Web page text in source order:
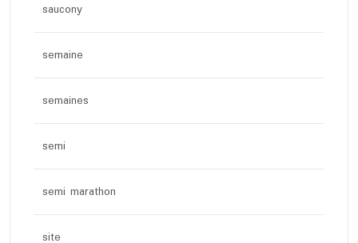
saucony
semaine
semaines
semi
semi marathon
site